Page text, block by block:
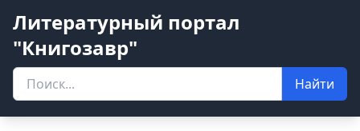
Литературный портал
"Книгозавр"
Найти